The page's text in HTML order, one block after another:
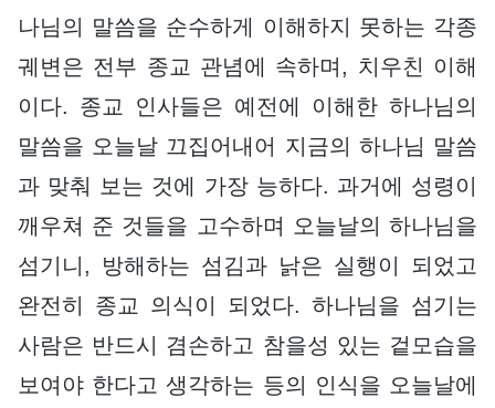
나님의 말씀을 순수하게 이해하지 못하는 각종
궤변은 전부 종교 관념에 속하며, 치우친 이해
이다. 종교 인사들은 예전에 이해한 하나님의
말씀을 오늘날 끄집어내어 지금의 하나님 말씀
과 맞춰 보는 것에 가장 능하다. 과거에 성령이
깨우쳐 준 것들을 고수하며 오늘날의 하나님을
섬기니, 방해하는 섬김과 낡은 실행이 되었고
완전히 종교 의식이 되었다. 하나님을 섬기는
사람은 반드시 겸손하고 참을성 있는 겉모습을
보여야 한다고 생각하는 등의 인식을 오늘날에